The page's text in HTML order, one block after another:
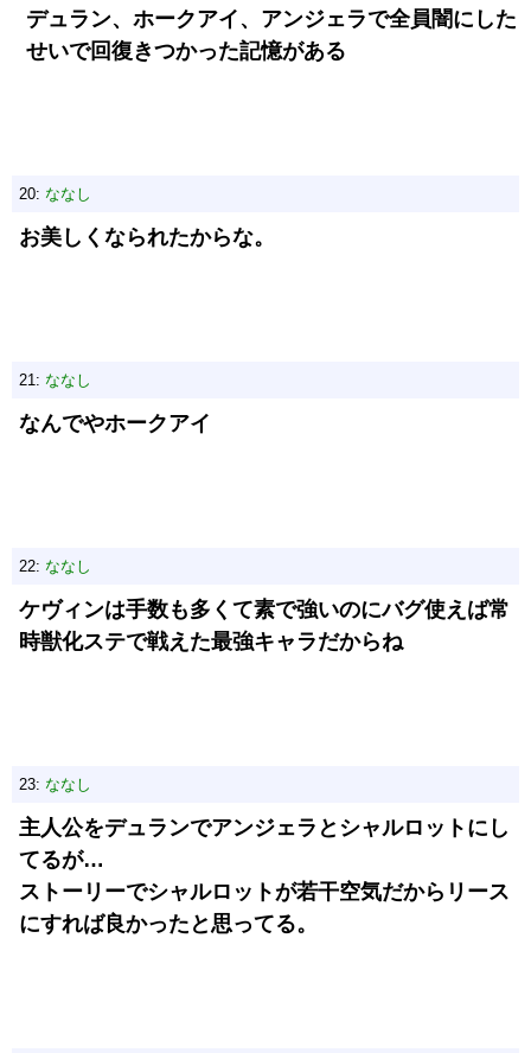
デュラン、ホークアイ、アンジェラで全員闇にした
せいで回復きつかった記憶がある
20: ななし
お美しくなられたからな。
21: ななし
なんでやホークアイ
22: ななし
ケヴィンは手数も多くて素で強いのにバグ使えば常
時獣化ステで戦えた最強キャラだからね
23: ななし
主人公をデュランでアンジェラとシャルロットにし
てるが…
ストーリーでシャルロットが若干空気だからリース
にすれば良かったと思ってる。